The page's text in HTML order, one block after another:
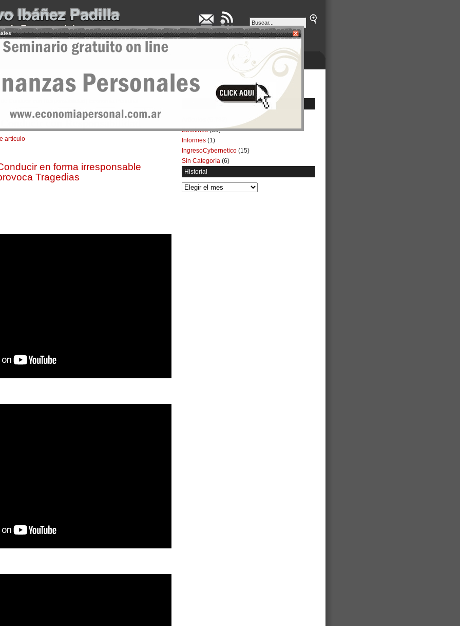
BOLETINES NEGOCIOS
con Responsabilidad
artículo
en forma irresponsable
Tragedias
Boletines(39)
Informes (1)
IngresoCybernetico (15)
Sin Categoría (6)
Historial
Historial